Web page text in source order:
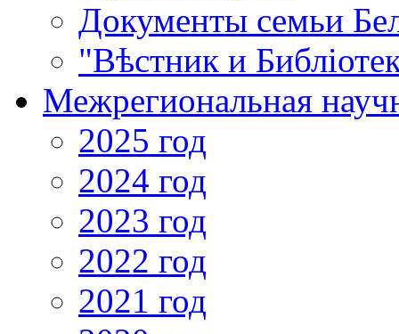
Документы семьи
"Вѣстник и
Межрегиональная
2025 год
2024 год
2023 год
2022 год
2021 год